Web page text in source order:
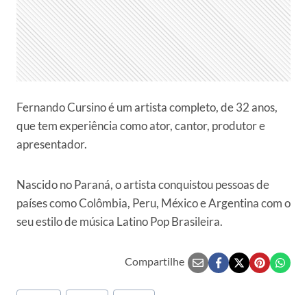
Fernando Cursino é um artista completo, de 32 anos,
que tem experiência como ator, cantor, produtor e
apresentador.
Nascido no Paraná, o artista conquistou pessoas de
países como Colômbia, Peru, México e Argentina com o
seu estilo de música Latino Pop Brasileira.
Compartilhe